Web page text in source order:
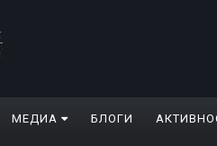
МЕДИА БЛОГИ